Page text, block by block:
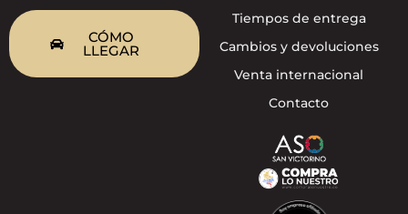
CÓMO
LLEGAR
Tiempos de entrega
Cambios y devoluciones
Venta internacional
Contacto